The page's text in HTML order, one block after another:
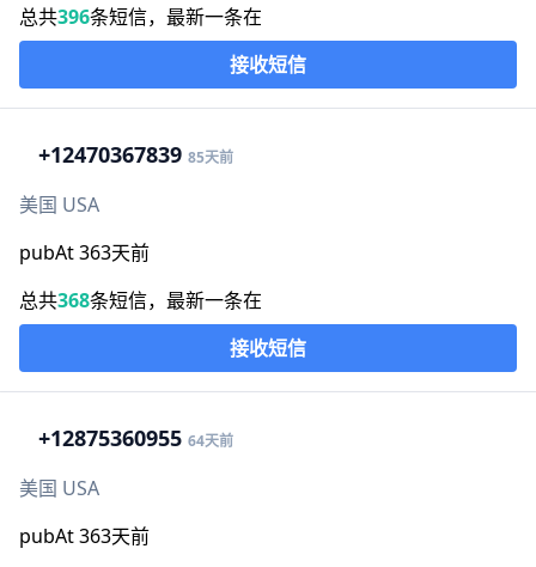
总共396条短信，最新一条在
接收短信
+12470367839 85天前
美国 USA
pubAt 363天前
总共368条短信，最新一条在
接收短信
+12875360955 64天前
美国 USA
pubAt 363天前